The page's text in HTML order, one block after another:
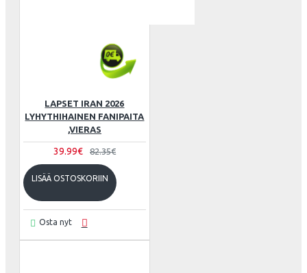
LAPSET IRAN 2026
LYHYTHIHAINEN FANIPAITA
,VIERAS
39.99€ 82.35€
LISÄÄ OSTOSKORIIN
Osta nyt